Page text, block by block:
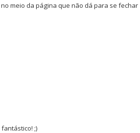
meio da página que não dá para se fechar
;)